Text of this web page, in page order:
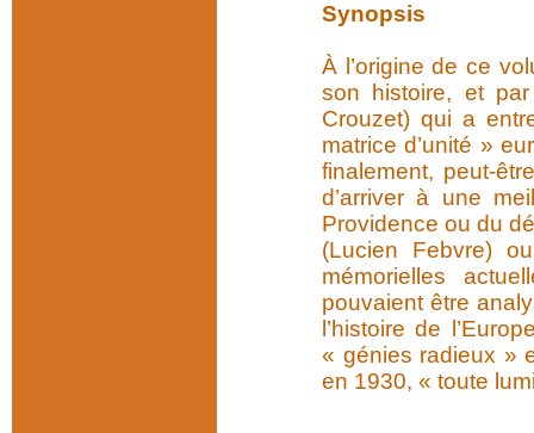
Synopsis
À l’origine de ce
son histoire, et
Crouzet) qui a
matrice d’unité »
finalement, peut-
d’arriver à une
Providence ou du
(Lucien Febvre)
mémorielles
pouvaient être
l’histoire de
« génies radieux »
en 1930, « toute